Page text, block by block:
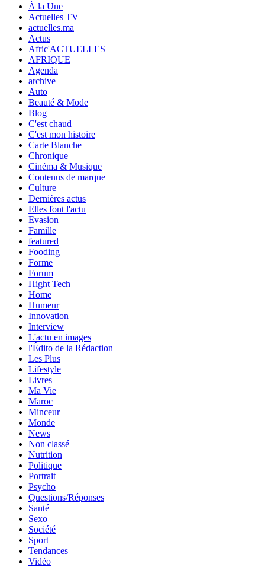
À la Une
Actuelles TV
actuelles.ma
Actus
Afric'ACTUELLES
AFRIQUE
Agenda
archive
Auto
Beauté & Mode
Blog
C'est chaud
C'est mon histoire
Carte Blanche
Chronique
Cinéma & Musique
Contenus de marque
Culture
Dernières actus
Elles font l'actu
Evasion
Famille
featured
Fooding
Forme
Forum
Hight Tech
Home
Humeur
Innovation
Interview
L'actu en images
l'Édito de la Rédaction
Les Plus
Lifestyle
Livres
Ma Vie
Maroc
Minceur
Monde
News
Non classé
Nutrition
Politique
Portrait
Psycho
Questions/Réponses
Santé
Sexo
Société
Sport
Tendances
Vidéo